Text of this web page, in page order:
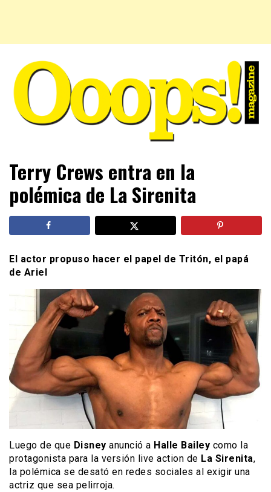
Ooops! Magazine
al tanto de las celebridades que sigues, todo a tu alcance
en un mismo lugar. Grupo Leferas™
Terry Crews entra en la
polémica de La Sirenita
El actor propuso hacer el papel de Tritón, el papá
de Ariel
Luego de que Disney anunció a Halle Bailey como la
protagonista para la versión live action de La Sirenita,
la polémica se desató en redes sociales al exigir una
actriz que sea pelirroja.